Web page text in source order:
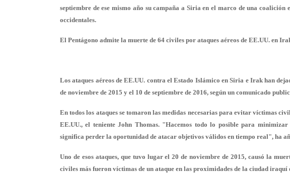
septiembre de ese mismo año su campaña a Siria en el marco de una
occidentales.
El Pentágono admite la muerte de 64 civiles por ataques aéreos de EE.UU. en
Los ataques aéreos de EE.UU. contra el Estado Islámico en Siria e Irak han
de noviembre de 2015 y el 10 de septiembre de 2016, según un comunicado
En todos los ataques se tomaron lasmedidas necesarias para evitar víctimas
EE.UU., el teniente John Thomas. "Hacemos todo lo posiblepara minimizar
significa perder la oportunidad de atacar objetivos válidos en tiempo real", ha
Uno de esos ataques, que tuvo lugar el 20 de noviembre de 2015, causó la
civiles más fueron víctimas de un ataque en las proximidades de la ciudad iraquí